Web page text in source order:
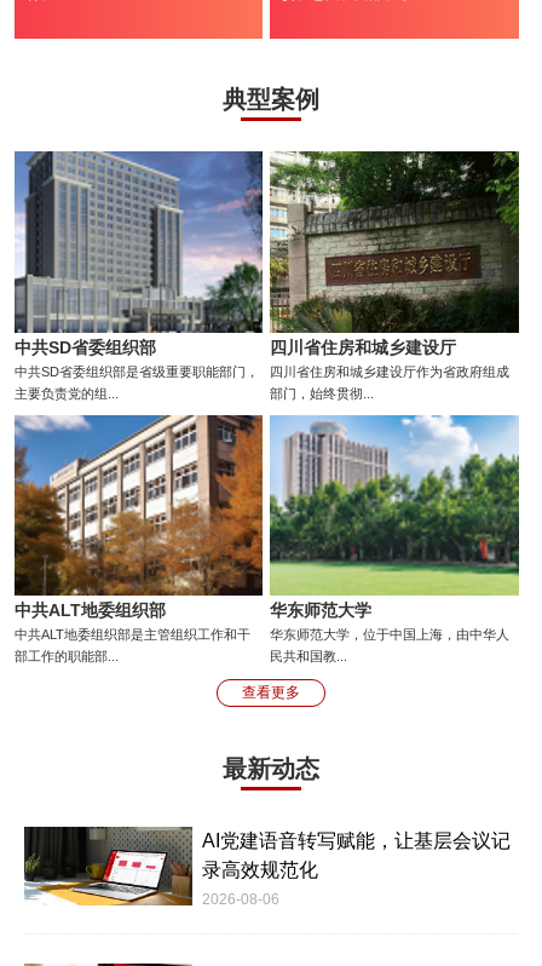
典型案例
中共SD省委组织部
中共SD省委组织部是省级重要职能部门，
主要负责党的组...
四川省住房和城乡建设厅
四川省住房和城乡建设厅作为省政府组成
部门，始终贯彻...
中共ALT地委组织部
中共ALT地委组织部是主管组织工作和干
部工作的职能部...
华东师范大学
华东师范大学，位于中国上海，由中华人
民共和国教...
查看更多
最新动态
AI党建语音转写赋能，让基层会议记
录高效规范化
2026-08-06